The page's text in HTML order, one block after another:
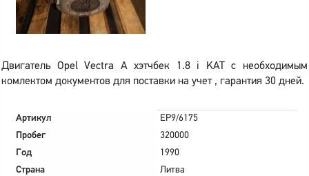
Двигатель Opel Vectra A хэтчбек 1.8 i KAT с необходимым
комлектом документов для поставки на учет , гарантия 30 дней.
Артикул
EP9/6175
Пробег
320000
Год
1990
Страна
Литва